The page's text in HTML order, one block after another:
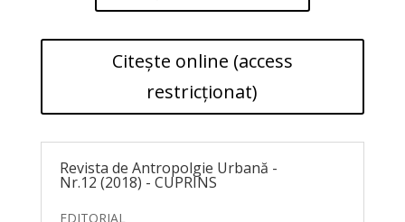
Citește online (access
restricționat)
Revista de Antropolgie Urbană -
Nr.12 (2018) - CUPRINS
EDITORIAL